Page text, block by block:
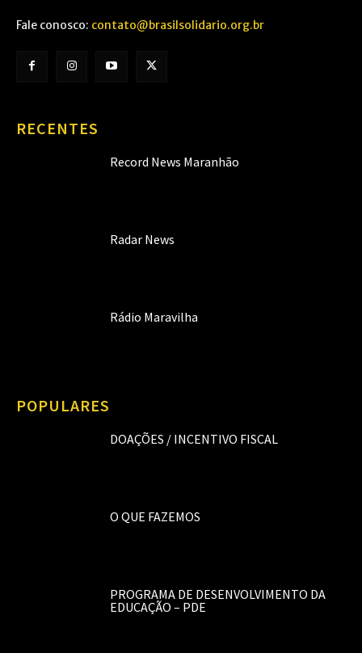
Fale conosco: contato@brasilsolidario.org.br
RECENTES
Record News Maranhão
Radar News
Rádio Maravilha
POPULARES
DOAÇÕES / INCENTIVO FISCAL
O QUE FAZEMOS
PROGRAMA DE DESENVOLVIMENTO DA
EDUCAÇÃO – PDE